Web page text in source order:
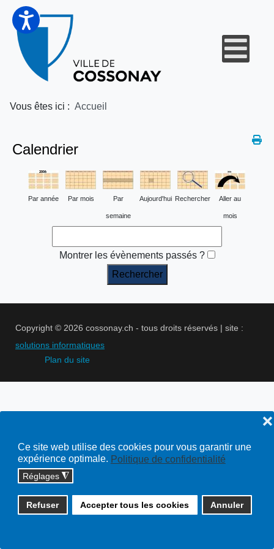
Ce site web utilise des cookies pour vous garantir une
expérience optimale. Politique de confidentialité
Réglages ◮
Refuser Accepter tous les cookies Annuler
❌
Vous êtes ici : Accueil
Calendrier
Par année Par mois Par
semaine
Aujourd'hui Rechercher Aller au
mois
Montrer les évènements passés ?
Copyright © 2026 cossonay.ch - tous droits réservés | site :
solutions informatiques
Plan du site